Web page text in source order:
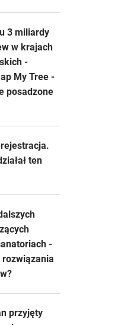
3 miliardy
w krajach
-
My Tree -
posadzone
ten
-
przyjęty